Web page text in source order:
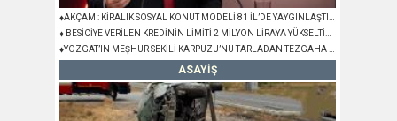
♦AKÇAM : KİRALIK SOSYAL KONUT MODELİ 81 İL’DE YAYGINLAŞTIRILMALIDIR
♦ BESİCİYE VERİLEN KREDİNİN LİMİTİ 2 MİLYON LİRAYA YÜKSELTİLDİ
♦YOZGAT’IN MEŞHUR SEKİLİ KARPUZU’NU TARLADAN TEZGAHA AKTARMA SÜRECİ BAŞLADI
ASAYİŞ